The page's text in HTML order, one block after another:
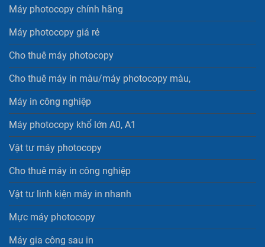
Máy photocopy chính hãng
Máy photocopy giá rẻ
Cho thuê máy photocopy
Cho thuê máy in màu/máy photocopy màu,
Máy in công nghiệp
Máy photocopy khổ lớn A0, A1
Vật tư máy photocopy
Cho thuê máy in công nghiệp
Vật tư linh kiện máy in nhanh
Mực máy photocopy
Máy gia công sau in